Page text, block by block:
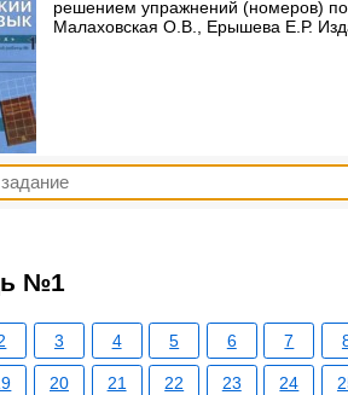
решением упражнений (номеров) по
Малаховская О.В., Ерышева Е.Р.
№1
3 4 5 6 7
20 21 22 23 24